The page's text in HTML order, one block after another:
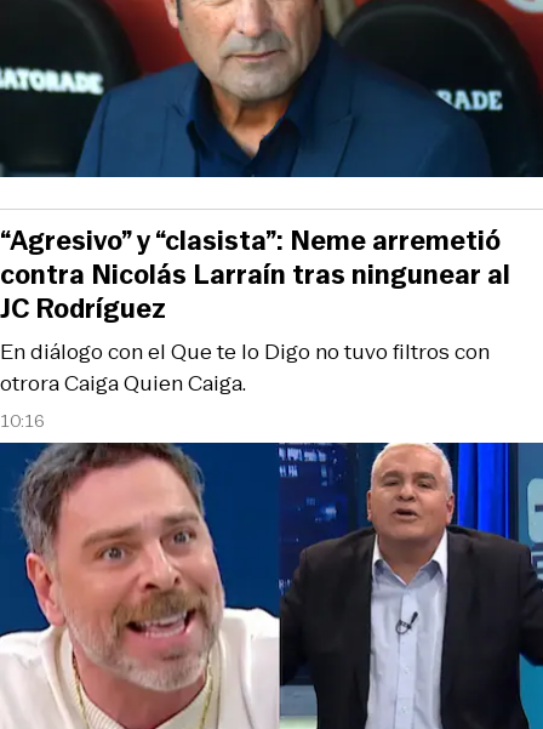
10:16
En diálogo con el Que te lo Digo no tuvo filtros con
otrora Caiga Quien Caiga.
“Agresivo” y “clasista”: Neme arremetió
contra Nicolás Larraín tras ningunear al
JC Rodríguez